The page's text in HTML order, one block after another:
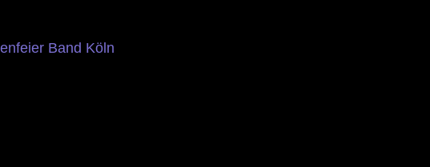
Band Köln